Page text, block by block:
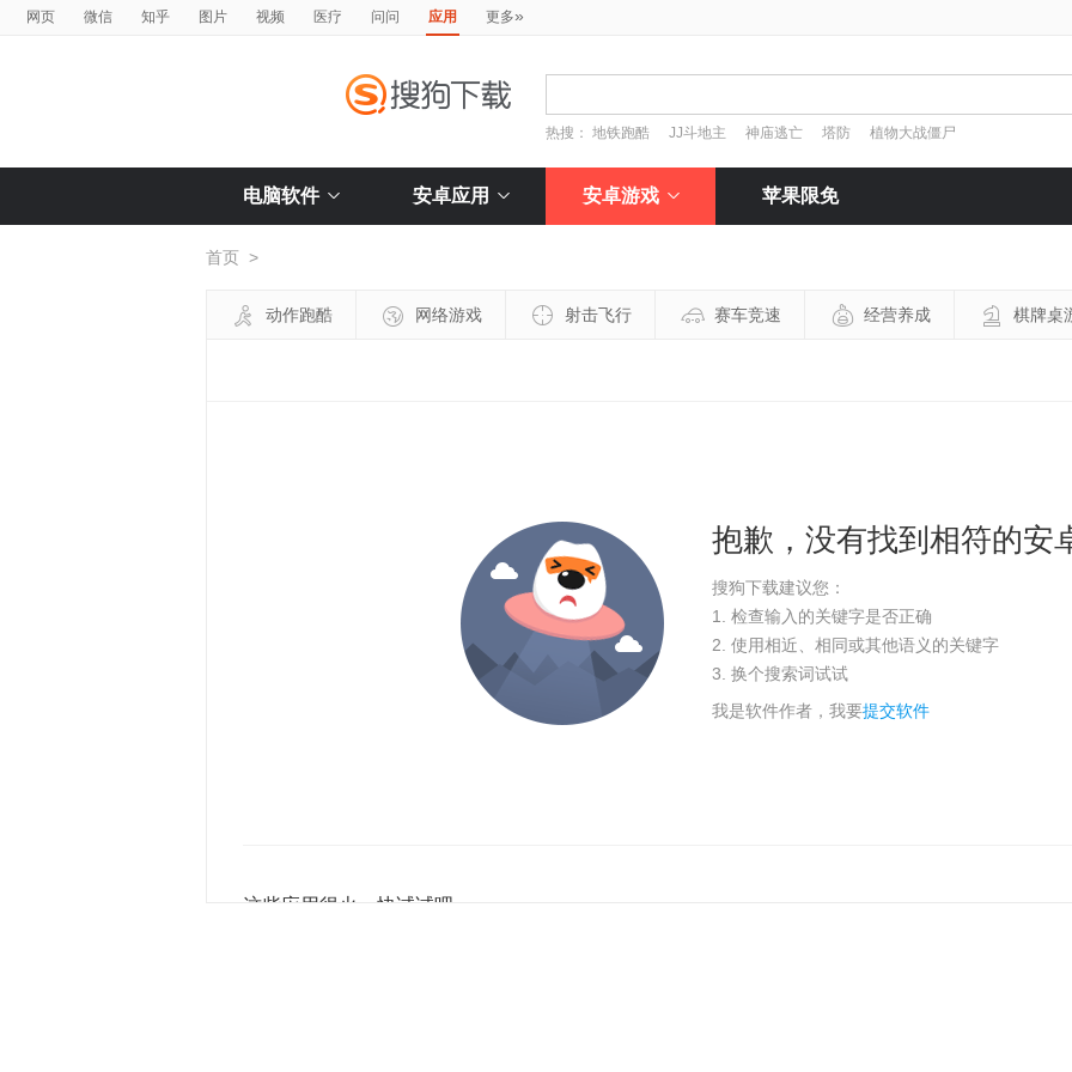
网页 微信 知乎 图片 视频 医疗 问问 应用 更多»
热搜： 地铁跑酷 JJ斗地主 神庙逃亡 塔防 植物大战僵尸
电脑软件 安卓应用 安卓游戏 苹果限免
首页 >
动作跑酷 网络游戏 射击飞行 赛车竞速 经营养成 棋牌桌
抱歉，没有找到相符的安
搜狗下载建议您：
1. 检查输入的关键字是否正确
2. 使用相近、相同或其他语义的关键字
3. 换个搜索词试试
我是软件作者，我要提交软件
这些应用很火，快试试吧